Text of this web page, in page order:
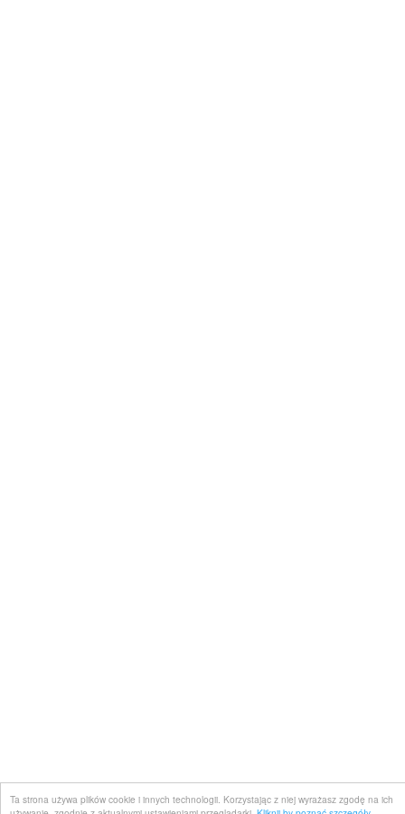
Ta strona używa plików cookie i innych technologii. Korzystając z niej wyrażasz zgodę na ich